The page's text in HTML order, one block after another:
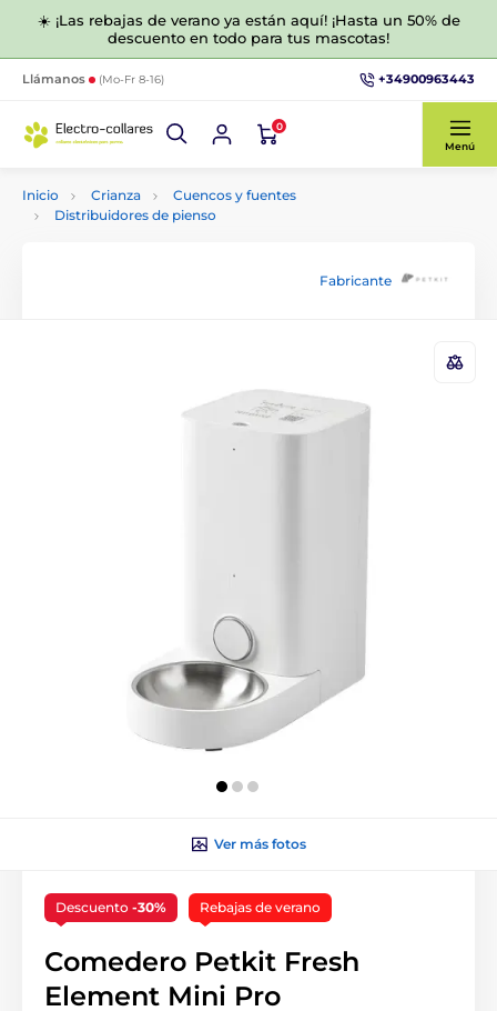
☀️ ¡Las rebajas de verano ya están aquí! ¡Hasta un 50% de
descuento en todo para tus mascotas!
Llámanos (Mo-Fr 8-16) +34900963443
0
Menú
Inicio Crianza
Cuencos y fuentes
Distribuidores de pienso
Fabricante
Ver más fotos
Descuento -30% Rebajas de verano
Comedero Petkit Fresh
Element Mini Pro